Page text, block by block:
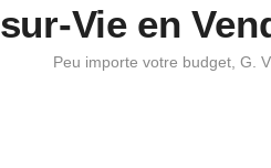
sur-Vie en
Peu importe votre budget, G.